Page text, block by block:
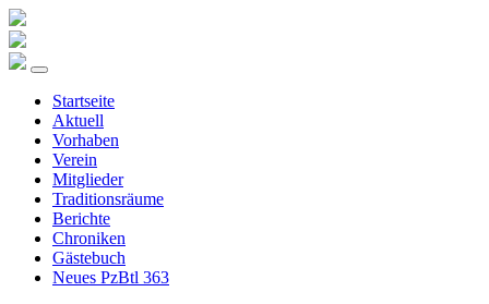
Startseite
Aktuell
Vorhaben
Verein
Mitglieder
Traditionsräume
Berichte
Chroniken
Gästebuch
Neues PzBtl 363